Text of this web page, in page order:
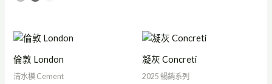
倫敦 London
清水模 Cement
凝灰 Concreti
2025 暢銷系列